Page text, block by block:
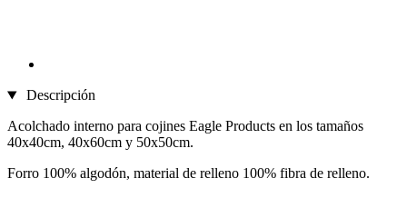
Descripción
Acolchado interno para cojines Eagle Products en los tamaños
40x40cm, 40x60cm y 50x50cm.
Forro 100% algodón, material de relleno 100% fibra de relleno.